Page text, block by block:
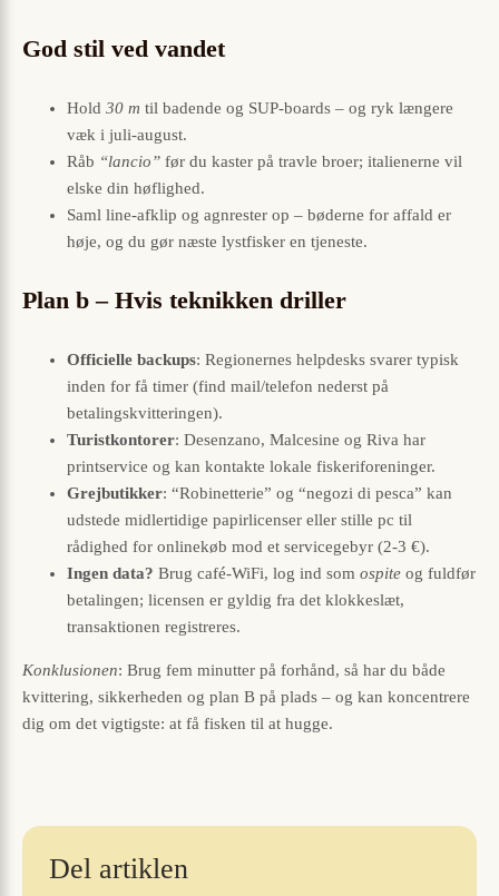
God stil ved vandet
Hold 30 m til badende og SUP-boards – og ryk længere
væk i juli-august.
Råb “lancio” før du kaster på travle broer; italienerne vil
elske din høflighed.
Saml line-afklip og agnrester op – bøderne for affald er
høje, og du gør næste lystfisker en tjeneste.
Plan b – Hvis teknikken driller
Officielle backups: Regionernes helpdesks svarer typisk
inden for få timer (find mail/telefon nederst på
betalingskvitteringen).
Turistkontorer: Desenzano, Malcesine og Riva har
printservice og kan kontakte lokale fiskeriforeninger.
Grejbutikker: “Robinetterie” og “negozi di pesca” kan
udstede midlertidige papirlicenser eller stille pc til
rådighed for onlinekøb mod et servicegebyr (2-3 €).
Ingen data? Brug café-WiFi, log ind som ospite og fuldfør
betalingen; licensen er gyldig fra det klokkeslæt,
transaktionen registreres.
Konklusionen: Brug fem minutter på forhånd, så har du både
kvittering, sikkerheden og plan B på plads – og kan koncentrere
dig om det vigtigste: at få fisken til at hugge.
Del artiklen